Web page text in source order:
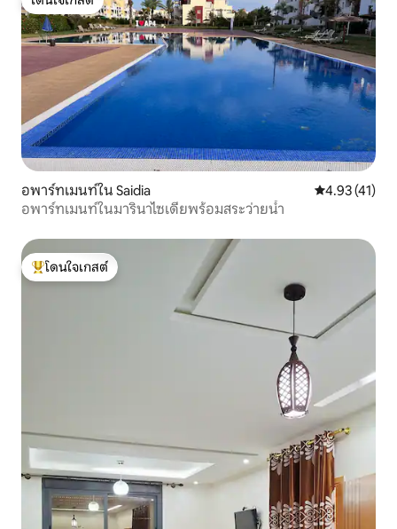
โดนใจเกสต์
อพาร์ทเมนท์ใน Saidia คะแนนเฉลี่ย
4.93 (41)
อพาร์ทเมนท์ในมารินาไซเดียพร้อมสระว่ายน้ำ
โดนใจเกสต์ที่สุด
โดนใจเกสต์